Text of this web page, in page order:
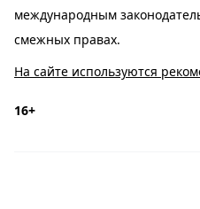
международным
смежных правах.
На сайте используются
16+